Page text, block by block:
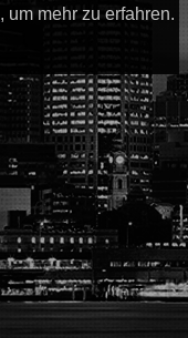
, um mehr zu erfahren.